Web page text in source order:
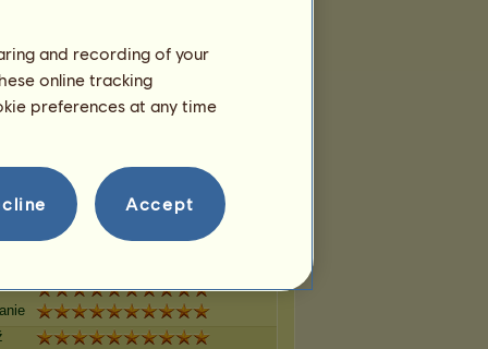
and recording of your
online tracking
preferences at any time
Accept